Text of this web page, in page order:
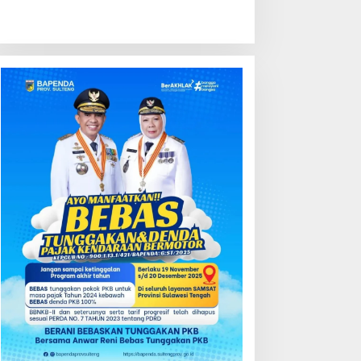
Perkembangan
Asuransi,
dan Dana
Juni 2026
Kredit Perbankan Tumbuh
12,67 Persen, Kualitas Aset
dan Ketahanan Modal
Tetap Kokoh Juni 2026